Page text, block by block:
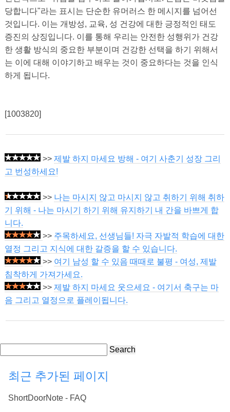
당합니다"라는 표시는 단순한 유머러스 한 메시지를 넘어선
것입니다. 이는 개방성, 교육, 성 건강에 대한 긍정적인 태도
증진의 상징입니다. 이를 통해 우리는 안전한 성행위가 건강
한 생활 방식의 중요한 부분이며 건강한 선택을 하기 위해서
는 이에 대해 이야기하고 배우는 것이 중요하다는 것을 인식
하게 됩니다.
[1003820]
>> 제발 하지 마세요 방해 - 여기 사춘기 성장 그리
고 번성하세요!
>> 나는 마시지 않고 마시지 않고 취하기 위해 취하
기 위해 - 나는 마시기 하기 위해 유지하기 내 간을 바쁘게 합
니다.
>> 주목하세요, 선생님들! 자극 자발적 학습에 대한
열정 그리고 지식에 대한 갈증을 할 수 있습니다.
>> 여기 남성 할 수 있음 때때로 불평 - 여성, 제발
침착하게 가져가세요.
>> 제발 하지 마세요 웃으세요 - 여기서 축구는 마
음 그리고 열정으로 플레이됩니다.
Search
최근 추가된 페이지
ShortDoorNote - FAQ